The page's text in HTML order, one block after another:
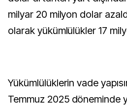
milyar 20 milyon dolar
olarak yükümlülükler 17
Yükümlülüklerin vade
Temmuz 2025 döneminde